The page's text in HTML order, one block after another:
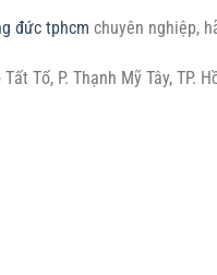
đức tphcm chuyên nghiệp,
Tố, P. Thạnh Mỹ Tây, TP.